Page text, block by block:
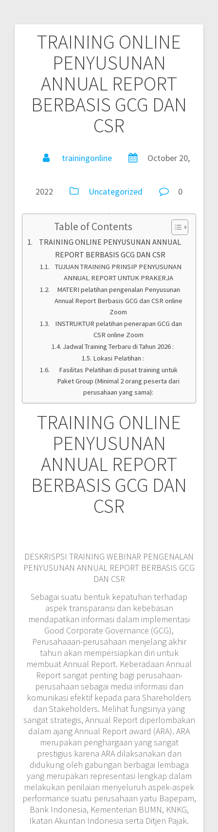
TRAINING ONLINE
PENYUSUNAN
ANNUAL REPORT
BERBASIS GCG DAN
CSR
trainingonline October 20,
2022 Uncategorized 0
Table of Contents
TRAINING ONLINE PENYUSUNAN ANNUAL
REPORT BERBASIS GCG DAN CSR
TUJUAN TRAINING PRINSIP PENYUSUNAN
ANNUAL REPORT UNTUK PRAKERJA
MATERI pelatihan pengenalan Penyusunan
Annual Report Berbasis GCG dan CSR online
Zoom
INSTRUKTUR pelatihan penerapan GCG dan
CSR online Zoom
Jadwal Training Terbaru di Tahun 2026 :
Lokasi Pelatihan :
Fasilitas Pelatihan di pusat training untuk
Paket Group (Minimal 2 orang peserta dari
perusahaan yang sama):
TRAINING ONLINE
PENYUSUNAN
ANNUAL REPORT
BERBASIS GCG DAN
CSR
DESKRISPSI TRAINING WEBINAR PENGENALAN
PENYUSUNAN ANNUAL REPORT BERBASIS GCG
DAN CSR
Sebagai suatu bentuk kepatuhan terhadap
aspek transparansi dan kebebasan
mendapatkan informasi dalam implementasi
Good Corporate Governance (GCG),
Perusahaaan-perusahaan menjelang akhir
tahun akan mempersiapkan diri untuk
membuat Annual Report. Keberadaan Annual
Report sangat penting bagi perusahaan-
perusahaan sebagai media informasi dan
komunikasi efektif kepada para Shareholders
dan Stakeholders. Melihat fungsinya yang
sangat strategis, Annual Report diperlombakan
dalam ajang Annual Report award (ARA). ARA
merupakan penghargaan yang sangat
prestigius karena ARA dilaksanakan dan
didukung oleh gabungan berbagai lembaga
yang merupakan representasi lengkap dalam
melakukan penilaian menyeluruh aspek-aspek
performance suatu perusahaan yaitu Bapepam,
Bank Indonesia, Kementerian BUMN, KNKG,
Ikatan Akuntan Indonesia serta Ditjen Pajak.